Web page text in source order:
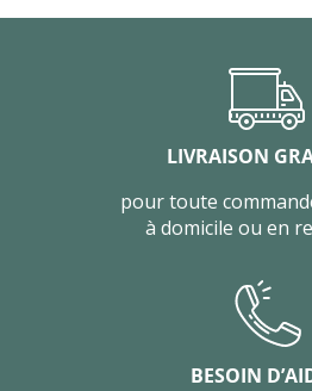
LIVRAISON
pour toute
à domicile ou en
BESOIN